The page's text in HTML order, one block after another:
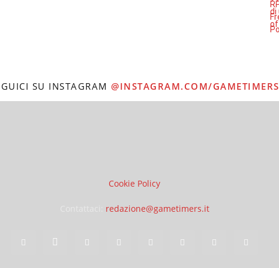
SU INSTAGRAM @INSTAGRAM.COM/GAMETIMERS
Cookie Policy
redazione@gametimers.it